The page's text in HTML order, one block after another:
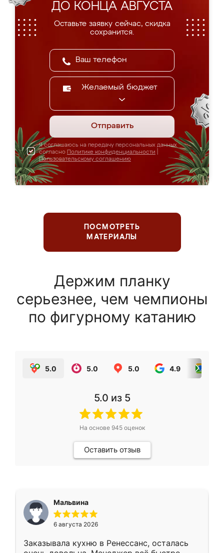
ДО КОНЦА АВГУСТА
Оставьте заявку сейчас, скидка
сохранится.
Желаемый бюджет
Отправить
Я соглашаюсь на передачу персональных данных
согласно Политике конфиденциальности
Пользовательскому соглашению
ПОСМОТРЕТЬ
МАТЕРИАЛЫ
Держим планку
серьезнее, чем чемпионы
по фигурному катанию
5.0 5.0 5.0 4.9
5.0 из 5
На основе 945оценок
Оставить отзыв
Мальвина
6 августа 2026
Заказывала кухню в Ренессанс, осталась